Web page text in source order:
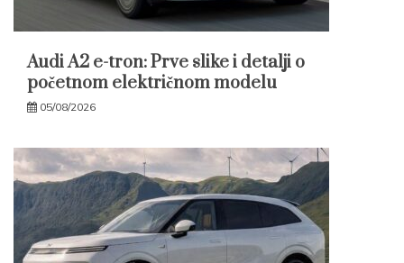
Audi A2 e-tron: Prve slike i detalji o
početnom električnom modelu
05/08/2026